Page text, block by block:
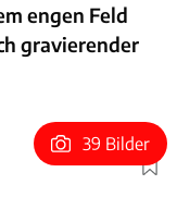
engen Feld
gravierender
Foto: Motorsport Images
39 Bilder